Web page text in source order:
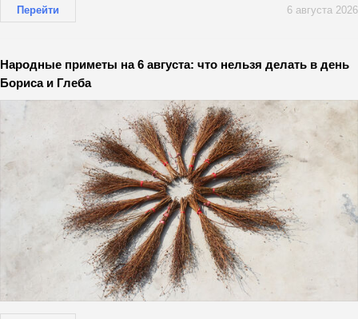
Перейти 6 августа 2026
Народные приметы на 6 августа: что нельзя делать в день
Бориса и Глеба